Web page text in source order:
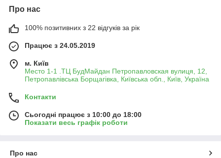
Про нас
100% позитивних з 22 відгуків за рік
Працює з 24.05.2019
м. Київ
Место 1-1 .ТЦ БудМайдан Петропавловская вулиця, 12,
Петропавлівська Борщагівка, Київська обл., Київ, Україна
Контакти
Сьогодні працює з 10:00 до 18:00
Показати весь графік роботи
Про нас